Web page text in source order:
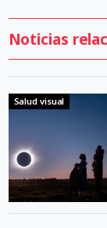
Noticias
Salud visual